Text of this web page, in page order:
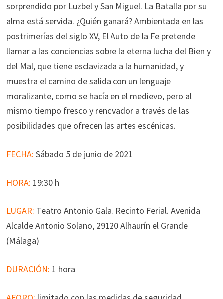
sorprendido por Luzbel y San Miguel. La Batalla por su
alma está servida. ¿Quién ganará? Ambientada en las
postrimerías del siglo XV, El Auto de la Fe pretende
llamar a las conciencias sobre la eterna lucha del Bien y
del Mal, que tiene esclavizada a la humanidad, y
muestra el camino de salida con un lenguaje
moralizante, como se hacía en el medievo, pero al
mismo tiempo fresco y renovador a través de las
posibilidades que ofrecen las artes escénicas.
FECHA: Sábado 5 de junio de 2021
HORA: 19:30 h
LUGAR: Teatro Antonio Gala. Recinto Ferial. Avenida
Alcalde Antonio Solano, 29120 Alhaurín el Grande
(Málaga)
DURACIÓN: 1 hora